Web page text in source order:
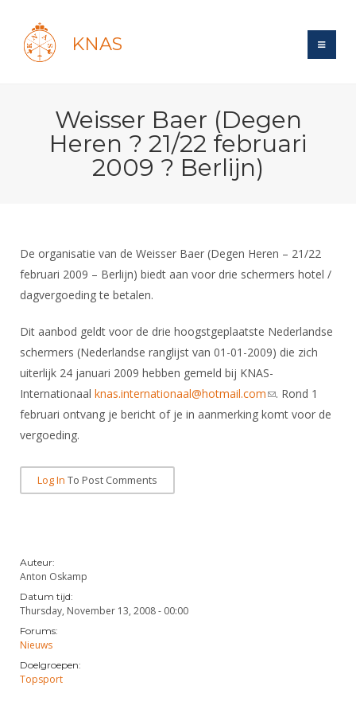
KNAS
Maandelijks archief
Gebruiksvoorwaarden
Handleiding
Bond
Bond
Reglementen
Ledencijfers
Sponsors en Partners
Organisatie
Bestuur
Commissies
Leden van Verdiensten
Bondsbureau
Medewerkers
Samenwerking
Formulieren
Schermen
Recreatiesport
Veteranen
Lichtzwaardschermen
Wedstrijdsport
Ranglijsten
Inschrijven
Reglementen
Materiaal
Schermpaspoort
Wedstrijdkalender
KNAS Keurmerk
JPT
JEC
Nieuws
Oranje
DBT
FBT
SBT
Talentontwikkeling
Atletencommissie
Internationale aanmeldingen
Voor de jeugd
Spreekbeurtpakket
Ouders en vereniging
Jeugdkampen
Brassardsysteem
Voor coaches en leraren
Nationale opleidingen
Leraar
Voor scheidsrechters
Nieuws
Scheidsrechterslijst
Forums
Forums
Schermforum
Zoek Vereniging
Contact
NK organiseren
Weisser Baer (Degen
Heren ? 21/22 februari
2009 ? Berlijn)
De organisatie van de Weisser Baer (Degen Heren – 21/22
februari 2009 – Berlijn) biedt aan voor drie schermers hotel /
dagvergoeding te betalen.
Dit aanbod geldt voor de drie hoogstgeplaatste Nederlandse
schermers (Nederlandse ranglijst van 01-01-2009) die zich
uiterlijk 24 januari 2009 hebben gemeld bij KNAS-
Internationaal knas.internationaal@hotmail.com(link sends e-
mail)
. Rond 1
februari ontvang je bericht of je in aanmerking komt voor de
vergoeding.
Log In To Post Comments
Auteur:
Anton Oskamp
Datum tijd:
Thursday, November 13, 2008 - 00:00
Forums:
Nieuws
Doelgroepen:
Topsport